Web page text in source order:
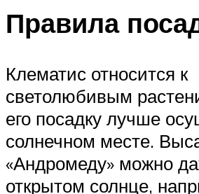
Правила
Клематис относится к
светолюбивым
его посадку лучше
солнечном месте.
«Андромеду» можно
открытом солнце,